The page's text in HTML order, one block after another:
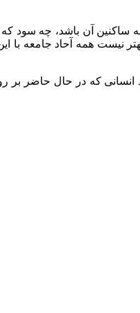
آن باشد، چه سود که
نیست همه آحاد جامعه
انسانی که در حال حاضر بر